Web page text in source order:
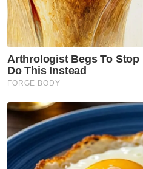
dan mudah,” katanya.
Pengasas
Zainudin pula berkata,
ada kestabilan
mereka bergantung
keluarga.